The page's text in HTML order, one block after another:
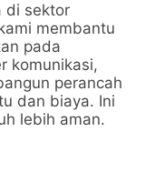
di sektor
membantu
pada
komunikasi,
perancah
dan biaya. Ini
lebih aman.